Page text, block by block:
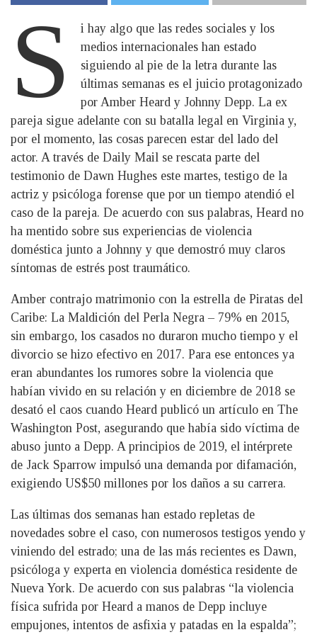
S
i hay algo que las redes sociales y los
medios internacionales han estado
siguiendo al pie de la letra durante las
últimas semanas es el juicio protagonizado
por Amber Heard y Johnny Depp. La ex
pareja sigue adelante con su batalla legal en Virginia y,
por el momento, las cosas parecen estar del lado del
actor. A través de Daily Mail se rescata parte del
testimonio de Dawn Hughes este martes, testigo de la
actriz y psicóloga forense que por un tiempo atendió el
caso de la pareja. De acuerdo con sus palabras, Heard no
ha mentido sobre sus experiencias de violencia
doméstica junto a Johnny y que demostró muy claros
síntomas de estrés post traumático.
Amber contrajo matrimonio con la estrella de Piratas del
Caribe: La Maldición del Perla Negra – 79% en 2015,
sin embargo, los casados no duraron mucho tiempo y el
divorcio se hizo efectivo en 2017. Para ese entonces ya
eran abundantes los rumores sobre la violencia que
habían vivido en su relación y en diciembre de 2018 se
desató el caos cuando Heard publicó un artículo en The
Washington Post, asegurando que había sido víctima de
abuso junto a Depp. A principios de 2019, el intérprete
de Jack Sparrow impulsó una demanda por difamación,
exigiendo US$50 millones por los daños a su carrera.
Las últimas dos semanas han estado repletas de
novedades sobre el caso, con numerosos testigos yendo y
viniendo del estrado; una de las más recientes es Dawn,
psicóloga y experta en violencia doméstica residente de
Nueva York. De acuerdo con sus palabras “la violencia
física sufrida por Heard a manos de Depp incluye
empujones, intentos de asfixia y patadas en la espalda”;